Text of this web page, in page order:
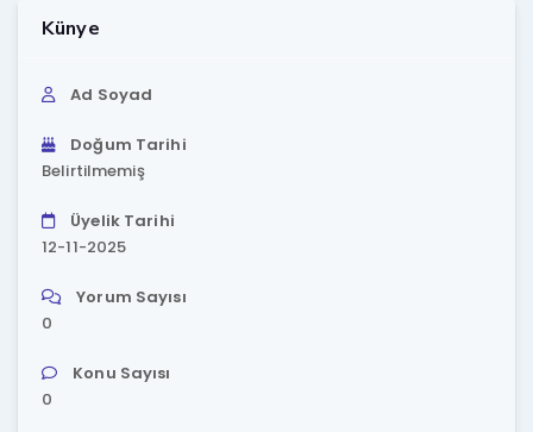
Künye
Ad Soyad
Doğum Tarihi
Belirtilmemiş
Üyelik Tarihi
12-11-2025
Yorum Sayısı
0
Konu Sayısı
0